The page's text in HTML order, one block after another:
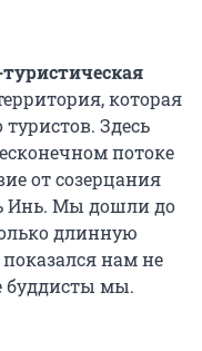
которая
Здесь
потоке
от созерцания
Инь. Мы дошли до
длинную
нам не
буддисты мы.